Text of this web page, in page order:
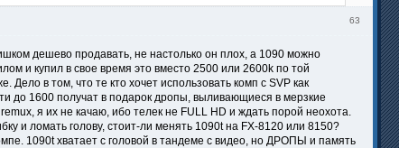
63
дешево продавать, не настолько он плох, а 1090 можно
и купил в свое время это вместо 2500 или 2600k по той
в том, что те кто хочет использовать комп с SVP как
до 1600 получат в подарок дропы, выливающиеся в мерзкие
я их не качаю, ибо телек не FULL HD и ждать порой неохота.
и ломать голову, стоит-ли менять 1090t на FX-8120 или 8150?
1090t хватает с головой в тандеме с видео, но ДРОПЫ и память